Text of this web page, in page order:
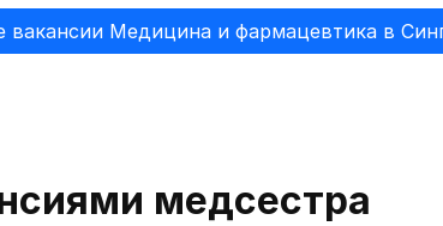
вакансии Медицина и фармацевтика в
медсестра